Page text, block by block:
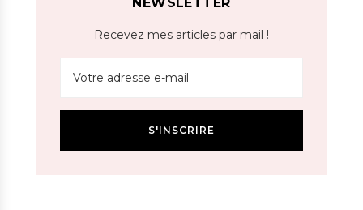
Recevez mes articles par mail !